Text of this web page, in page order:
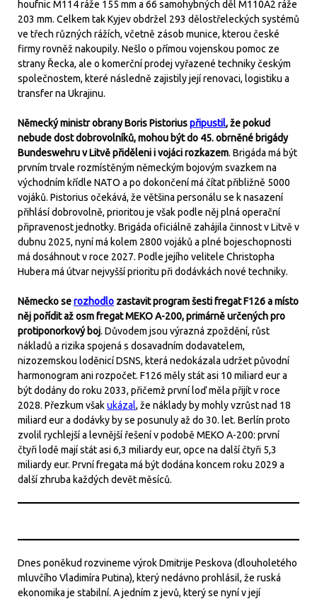
houfnic M114 ráže 155 mm a 66 samohybných děl M110A2 ráže
203 mm. Celkem tak Kyjev obdržel 293 dělostřeleckých systémů
ve třech různých rážích, včetně zásob munice, kterou české
firmy rovněž nakoupily. Nešlo o přímou vojenskou pomoc ze
strany Řecka, ale o komerční prodej vyřazené techniky českým
společnostem, které následně zajistily její renovaci, logistiku a
transfer na Ukrajinu.
Německý ministr obrany Boris Pistoriuspřipustil, že pokud
nebude dost dobrovolníků, mohou být do 45. obrněné brigády
Bundeswehru v Litvě přiděleni i vojáci rozkazem. Brigáda má být
prvním trvale rozmístěným německým bojovým svazkem na
východním křídle NATO a po dokončení má čítat přibližně 5000
vojáků. Pistorius očekává, že většina personálu se k nasazení
přihlásí dobrovolně, prioritou je však podle něj plná operační
připravenost jednotky. Brigáda oficiálně zahájila činnost v Litvě v
dubnu 2025, nyní má kolem 2800 vojáků a plné bojeschopnosti
má dosáhnout v roce 2027. Podle jejího velitele Christopha
Hubera má útvar nejvyšší prioritu při dodávkách nové techniky.
Německo serozhodlo zastavit program šesti fregat F126 a místo
něj pořídit až osm fregat MEKO A-200, primárně určených pro
protiponorkový boj. Důvodem jsou výrazná zpoždění, růst
nákladů a rizika spojená s dosavadním dodavatelem,
nizozemskou loděnicí DSNS, která nedokázala udržet původní
harmonogram ani rozpočet. F126 měly stát asi 10 miliard eur a
být dodány do roku 2033, přičemž první loď měla přijít v roce
2028. Přezkum všakukázal, že náklady by mohly vzrůst nad 18
miliard eur a dodávky by se posunuly až do 30. let. Berlín proto
zvolil rychlejší a levnější řešení v podobě MEKO A-200: první
čtyři lodě mají stát asi 6,3 miliardy eur, opce na další čtyři 5,3
miliardy eur. První fregata má být dodána koncem roku 2029 a
další zhruba každých devět měsíců.
Dnes poněkud rozvineme výrok Dmitrije Peskova (dlouholetého
mluvčího Vladimíra Putina), který nedávno prohlásil, že ruská
ekonomika je stabilní. A jedním z jevů, který se nyní v její